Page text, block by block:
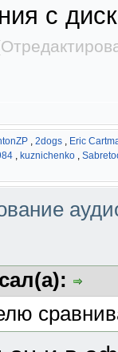
с
, 2dogs , Eric
, kuznichenko ,